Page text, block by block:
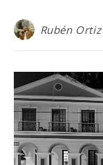
Rubén Ortiz